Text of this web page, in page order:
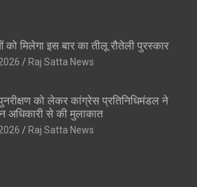
मिलेगा इस बार का तीलू रौतेली पुरस्कार
Raj Satta News
को लेकर कांग्रेस प्रतिनिधिमंडल ने
अधिकारी से की मुलाकात
Raj Satta News